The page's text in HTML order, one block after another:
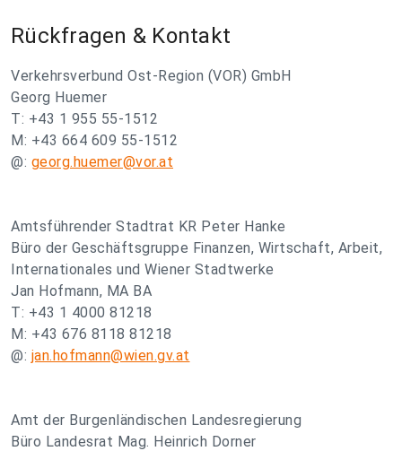
Rückfragen & Kontakt
Verkehrsverbund Ost-Region (VOR) GmbH
Georg Huemer
T: +43 1 955 55-1512
M: +43 664 609 55-1512
@: georg.huemer@vor.at
Amtsführender Stadtrat KR Peter Hanke
Büro der Geschäftsgruppe Finanzen, Wirtschaft, Arbeit,
Internationales und Wiener Stadtwerke
Jan Hofmann, MA BA
T: +43 1 4000 81218
M: +43 676 8118 81218
@: jan.hofmann@wien.gv.at
Amt der Burgenländischen Landesregierung
Büro Landesrat Mag. Heinrich Dorner